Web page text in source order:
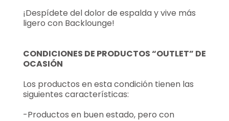
¡Despídete del dolor de espalda y vive más
ligero con Backlounge!
CONDICIONES DE PRODUCTOS “OUTLET” DE
OCASIÓN
Los productos en esta condición tienen las
siguientes características:
-Productos en buen estado, pero con